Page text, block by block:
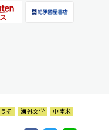
うそ 海外文学 中南米